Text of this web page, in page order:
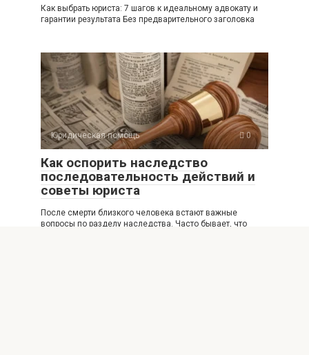
Как выбрать юриста: 7 шагов к идеальному адвокату и
гарантии результата Без предварительного заголовка
Юридическая помощь 0
Как оспорить наследство
последовательность действий и
советы юриста
После смерти близкого человека встают важные
вопросы по разделу наследства. Часто бывает, что